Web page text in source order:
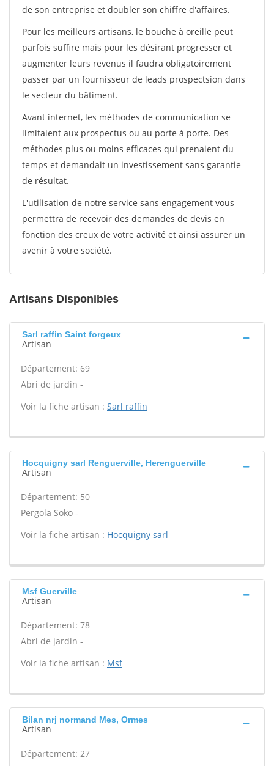
de son entreprise et doubler son chiffre d'affaires.
Pour les meilleurs artisans, le bouche à oreille peut
parfois suffire mais pour les désirant progresser et
augmenter leurs revenus il faudra obligatoirement
passer par un fournisseur de leads prospectsion dans
le secteur du bâtiment.
Avant internet, les méthodes de communication se
limitaient aux prospectus ou au porte à porte. Des
méthodes plus ou moins efficaces qui prenaient du
temps et demandait un investissement sans garantie
de résultat.
L'utilisation de notre service sans engagement vous
permettra de recevoir des demandes de devis en
fonction des creux de votre activité et ainsi assurer un
avenir à votre société.
Artisans Disponibles
Sarl raffin Saint forgeux
Artisan
Département: 69
Abri de jardin -
Voir la fiche artisan : Sarl raffin
Hocquigny sarl Renguerville, Herenguerville
Artisan
Département: 50
Pergola Soko -
Voir la fiche artisan : Hocquigny sarl
Msf Guerville
Artisan
Département: 78
Abri de jardin -
Voir la fiche artisan : Msf
Bilan nrj normand Mes, Ormes
Artisan
Département: 27